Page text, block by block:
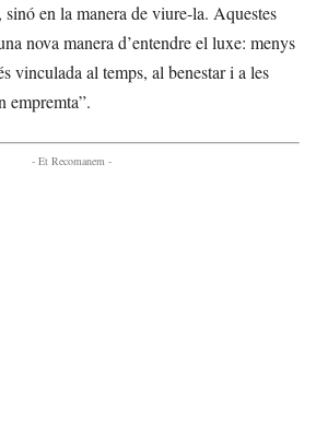
en la manera de viure-la. Aquestes
nova manera d’entendre el luxe: menys
vinculada al temps, al benestar i a les
empremta”.
- Et Recomanem -